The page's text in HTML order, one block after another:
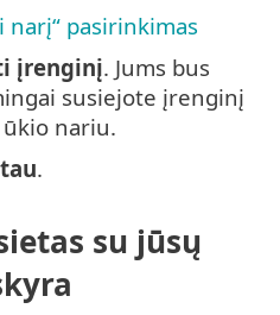
narį“ pasirinkimas
įrenginį. Jums bus
susiejote įrenginį
nariu.
.
su jūsų